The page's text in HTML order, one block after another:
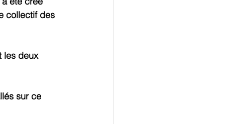
collectif des
les deux
sur ce